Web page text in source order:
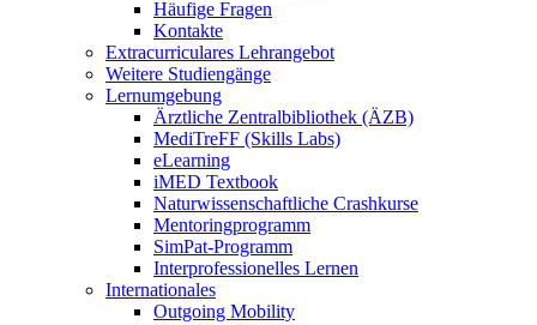
Häufige Fragen
Kontakte
Extracurriculares Lehrangebot
Weitere Studiengänge
Lernumgebung
Ärztliche Zentralbibliothek (ÄZB)
MediTreFF (Skills Labs)
eLearning
iMED Textbook
Naturwissenschaftliche Crashkurse
Mentoringprogramm
SimPat-Programm
Interprofessionelles Lernen
Internationales
Outgoing Mobility